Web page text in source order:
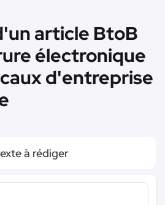
article BtoB
électronique
d'entreprise
à rédiger